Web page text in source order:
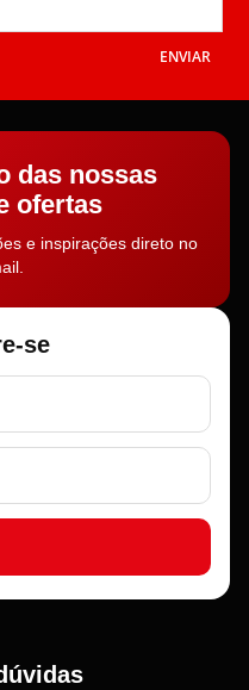
ENVIAR
das nossas
ofertas
e inspirações direto no
se